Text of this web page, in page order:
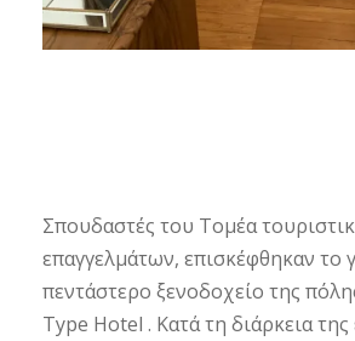
Σπουδαστές του Τομέα
επαγγελμάτων, επισκέφθηκαν το
πεντάστερο ξενοδοχείο της
Τype Ηotel . Κατά τη διάρκεια της